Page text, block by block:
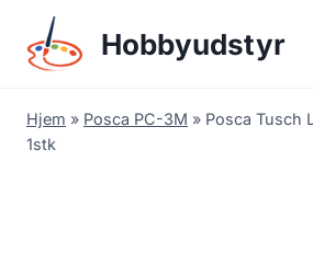
content
Hobbyudstyr
Hjem » Posca PC-3M » Posca Tusch
1stk